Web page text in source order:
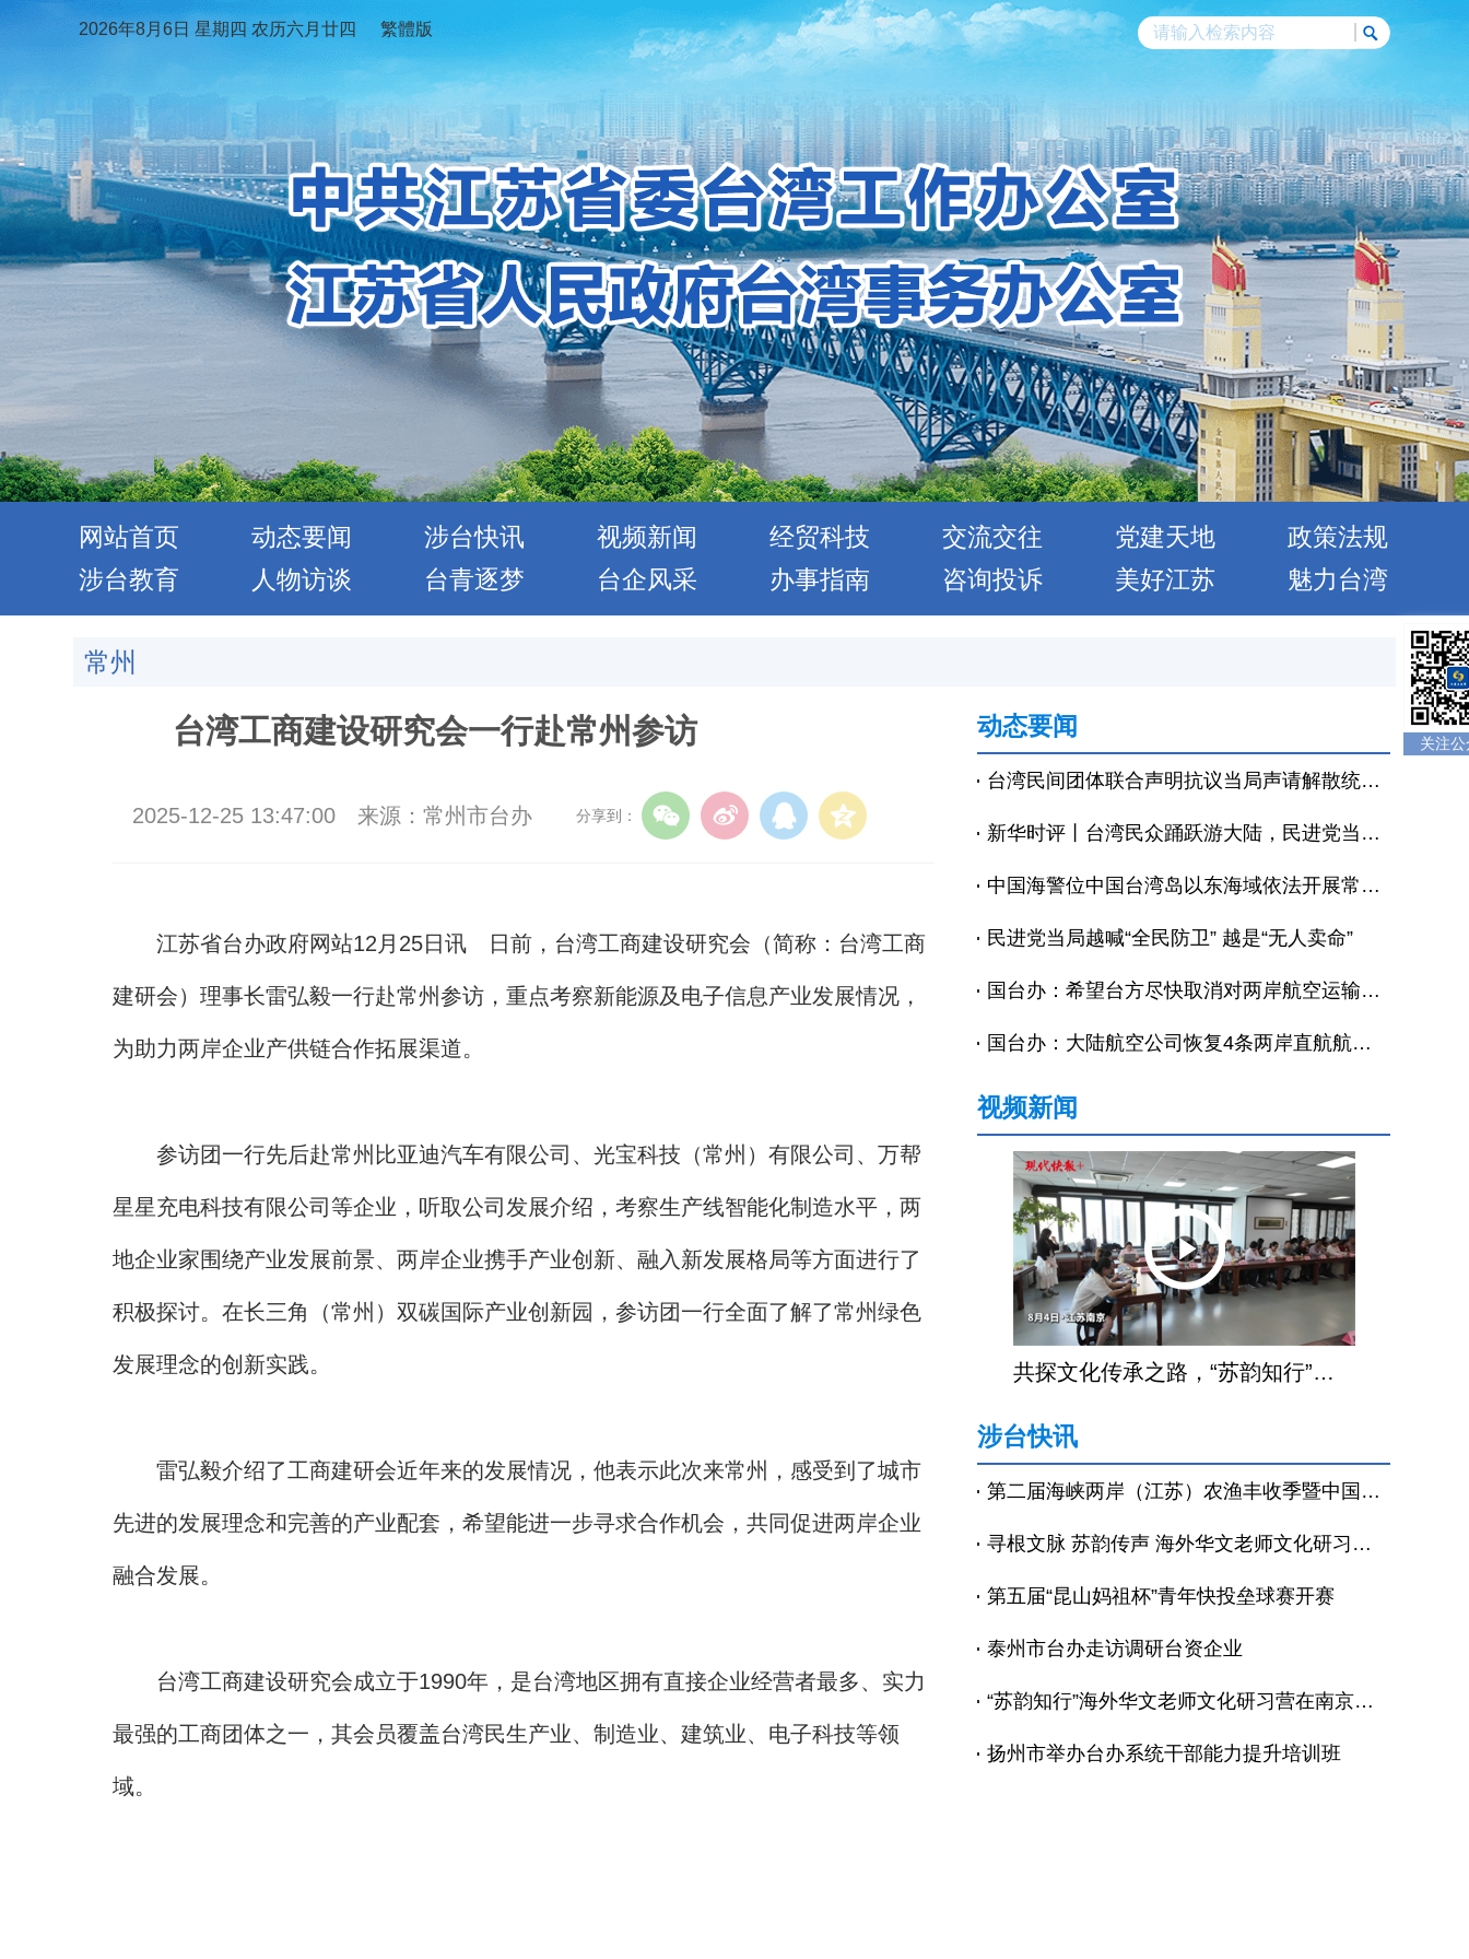
2026年8月6日 星期四 农历六月廿四 繁體版
网站首页 动态要闻 涉台快讯 视频新闻 经贸科技 交流交往 党建天地
政策法规
涉台教育
人物访谈 台青逐梦 台企风采 办事指南 咨询投诉 美好江苏 魅力台湾
常州
台湾工商建设研究会一行赴常州参访
2025-12-25 13:47:00 来源：常州市台办 分享到：
江苏省台办政府网站12月25日讯 日前，台湾工商建设研究会（简称：台湾工商
建研会）理事长雷弘毅一行赴常州参访，重点考察新能源及电子信息产业发展情况，
为助力两岸企业产供链合作拓展渠道。
参访团一行先后赴常州比亚迪汽车有限公司、光宝科技（常州）有限公司、万帮
星星充电科技有限公司等企业，听取公司发展介绍，考察生产线智能化制造水平，两
地企业家围绕产业发展前景、两岸企业携手产业创新、融入新发展格局等方面进行了
积极探讨。在长三角（常州）双碳国际产业创新园，参访团一行全面了解了常州绿色
发展理念的创新实践。
雷弘毅介绍了工商建研会近年来的发展情况，他表示此次来常州，感受到了城市
先进的发展理念和完善的产业配套，希望能进一步寻求合作机会，共同促进两岸企业
融合发展。
台湾工商建设研究会成立于1990年，是台湾地区拥有直接企业经营者最多、实力
最强的工商团体之一，其会员覆盖台湾民生产业、制造业、建筑业、电子科技等领
域。
动态要闻
台湾民间团体联合声明抗议当局声请解散统派政党
新华时评丨台湾民众踊跃游大陆，民进党当局恐吓当休矣
中国海警位中国台湾岛以东海域依法开展常态化执法巡查
民进党当局越喊“全民防卫” 越是“无人卖命”
国台办：希望台方尽快取消对两岸航空运输不合理限制
国台办：大陆航空公司恢复4条两岸直航航线备受欢迎
视频新闻
共探文化传承之路，“苏韵知行”海外华文老师文化研习营在宁结营
涉台快讯
第二届海峡两岸（江苏）农渔丰收季暨中国农民丰收节启东专场活动启幕
寻根文脉 苏韵传声 海外华文老师文化研习营在宁结营
第五届“昆山妈祖杯”青年快投垒球赛开赛
泰州市台办走访调研台资企业
“苏韵知行”海外华文老师文化研习营在南京开营
扬州市举办台办系统干部能力提升培训班
关注